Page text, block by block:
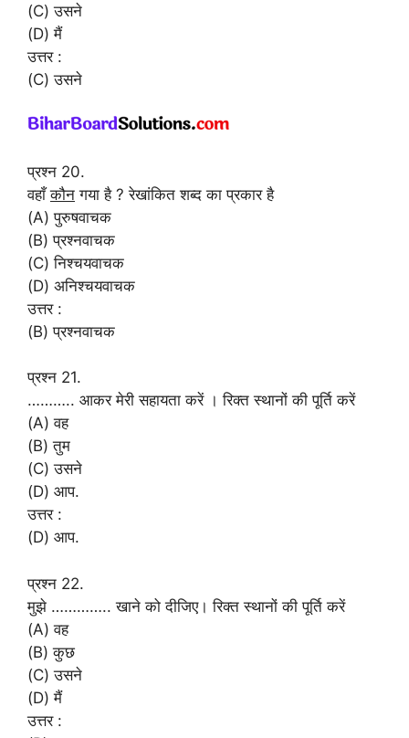
(C) उसने
(D) मैं
उत्तर :
(C) उसने
प्रश्न 20.
वहाँकौन गया है ? रेखांकित शब्द का प्रकार है
(A) पुरुषवाचक
(B) प्रश्नवाचक
(C) निश्चयवाचक
(D) अनिश्चयवाचक
उत्तर :
(B) प्रश्नवाचक
प्रश्न 21.
……….. आकर मेरी सहायता करें । रिक्त स्थानों की पूर्ति करें
(A) वह
(B) तुम
(C) उसने
(D) आप.
उत्तर :
(D) आप.
प्रश्न 22.
मुझे ………….. खाने को दीजिए। रिक्त स्थानों की पूर्ति करें
(A) वह
(B) कुछ
(C) उसने
(D) मैं
उत्तर :